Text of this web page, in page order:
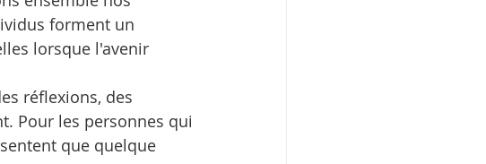
forment un
lorsque l'avenir
réflexions, des
Pour les personnes qui
que quelque